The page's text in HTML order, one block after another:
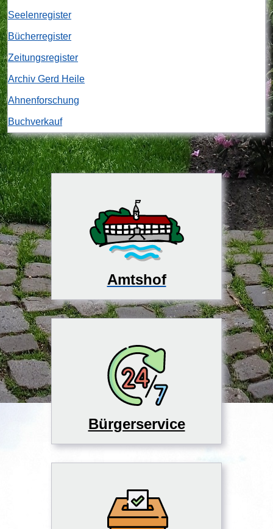
Seelenregister
Bücherregister
Zeitungsregister
Archiv Gerd Heile
Ahnenforschung
Buchverkauf
Amtshof
Bürgerservice